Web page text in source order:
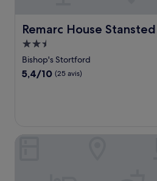
Remarc House Stansted
Remarc House Stansted
Hébergement
2.5 étoiles
Bishop's Stortford
5.4
5,4/10 (25 avis)